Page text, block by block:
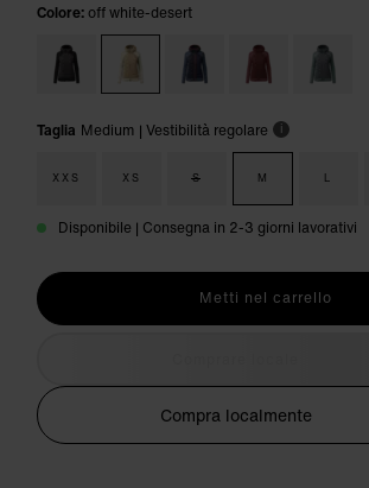
Colore: off white-desert
Taglia Medium | Vestibilità regolare i
XXS XS S M L
Disponibile | Consegna in 2-3 giorni lavorativi
Metti nel carrello
Compra localmente